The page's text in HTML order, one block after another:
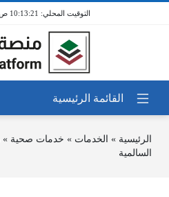
10:13:21 ص / 7 أغسطس 2026
الرئيسية » الخدمات » خدمات صحية »
السالمية